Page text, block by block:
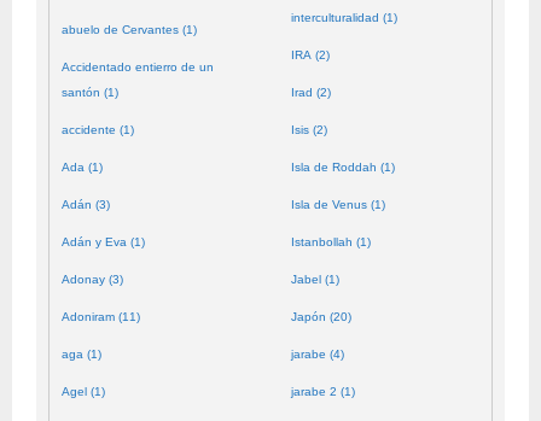
abuelo de Cervantes (1)
Accidentado entierro de un
santón (1)
accidente (1)
Ada (1)
Adán (3)
Adán y Eva (1)
Adonay (3)
Adoniram (11)
aga (1)
Agel (1)
interculturalidad (1)
IRA (2)
Irad (2)
Isis (2)
Isla de Roddah (1)
Isla de Venus (1)
Istanbollah (1)
Jabel (1)
Japón (20)
jarabe (4)
jarabe 2 (1)